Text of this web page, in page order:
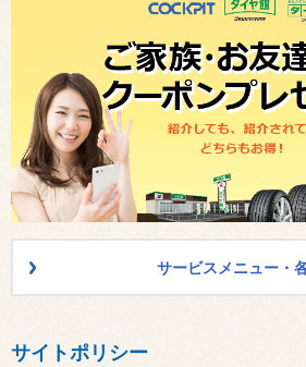
サービスメニュー・
サイトポリシー